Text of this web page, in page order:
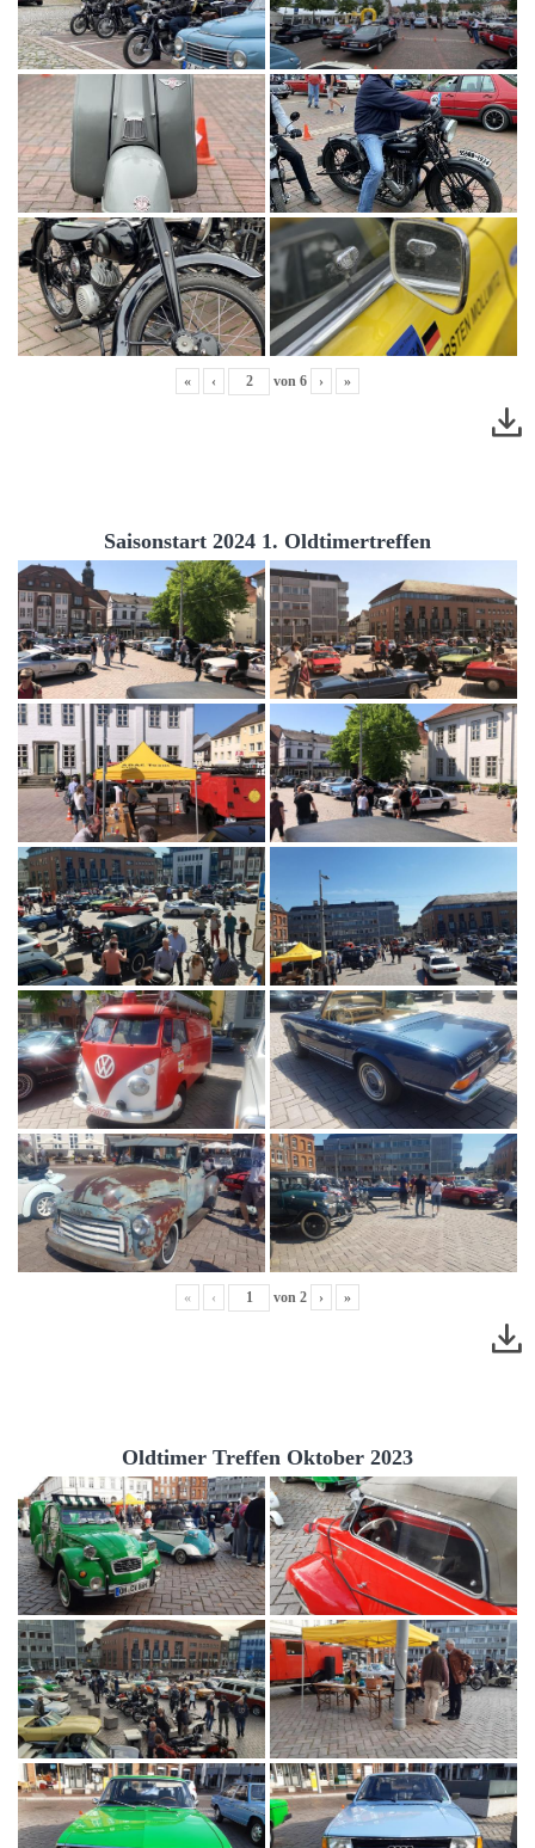
« ‹ von 6 › »
Saisonstart 2024 1. Oldtimertreffen
« ‹ von 2 › »
Oldtimer Treffen Oktober 2023